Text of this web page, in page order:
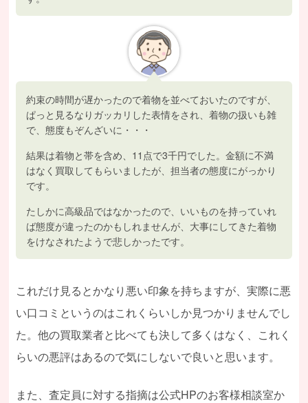
約束の時間が遅かったので着物を並べておいたのですが、
ぱっと見るなりガッカリした表情をされ、着物の扱いも雑
で、態度もぞんざいに・・・
結果は着物と帯を含め、11点で3千円でした。金額に不満
はなく買取してもらいましたが、担当者の態度にがっかり
です。
たしかに高級品ではなかったので、いいものを持っていれ
ば態度が違ったのかもしれませんが、大事にしてきた着物
をけなされたようで悲しかったです。
これだけ見るとかなり悪い印象を持ちますが、実際に悪
い口コミというのはこれくらいしか見つかりませんでし
た。他の買取業者と比べても決して多くはなく、これく
らいの悪評はあるので気にしないで良いと思います。
また、査定員に対する指摘は公式HPのお客様相談室か